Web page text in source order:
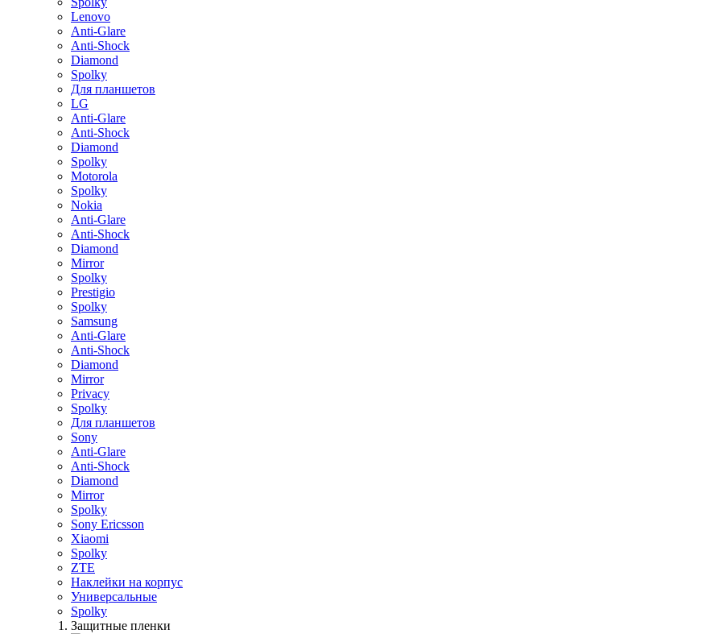
Lenovo
Anti-Glare
Anti-Shock
Diamond
Spolky
Для планшетов
LG
Anti-Glare
Anti-Shock
Diamond
Spolky
Motorola
Spolky
Nokia
Anti-Glare
Anti-Shock
Diamond
Mirror
Spolky
Prestigio
Spolky
Samsung
Anti-Glare
Anti-Shock
Diamond
Mirror
Privacy
Spolky
Для планшетов
Sony
Anti-Glare
Anti-Shock
Diamond
Mirror
Spolky
Sony Ericsson
Xiaomi
Spolky
ZTE
Наклейки на корпус
Универсальные
Spolky
Защитные пленки